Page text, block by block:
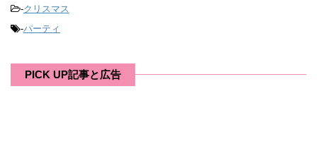
-クリスマス
-パーティ
PICK UP記事と広告